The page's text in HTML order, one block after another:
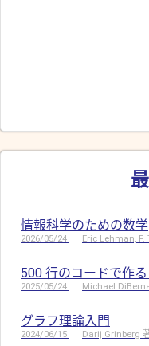
情報科学のための数学
2026/05/24 Eric Lehman,
500 行のコードで作
2025/05/24 Michael
グラフ理論入門
2024/06/15 Darij Grinberg